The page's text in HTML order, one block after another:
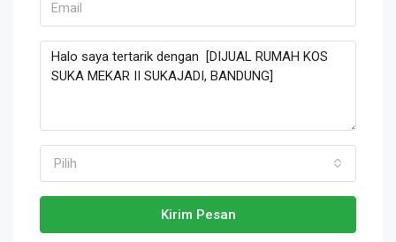
Pilih
Kirim Pesan